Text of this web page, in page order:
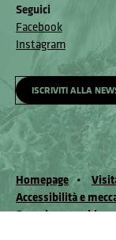
Seguici
Facebook
Instagram
ISCRIVITI ALLA
Homepage
Accessibilità e
Segnala un